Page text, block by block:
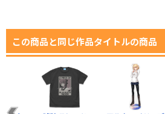
この商品と同じ作品タイトルの商品